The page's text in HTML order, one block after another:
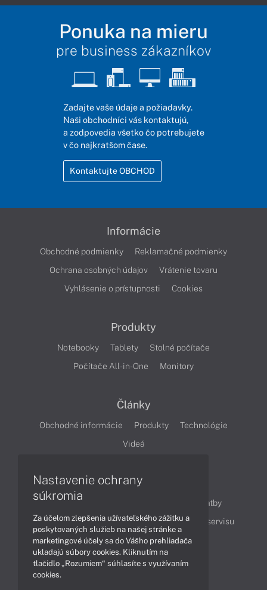
Ponuka na mieru
pre business zákazníkov
Zadajte vaše údaje a požiadavky.
Naši obchodníci vás kontaktujú,
a zodpovedia všetko čo potrebujete
v čo najkratšom čase.
Kontaktujte OBCHOD
Informácie
Obchodné podmienky
Reklamačné podmienky
Ochrana osobných údajov
Vrátenie tovaru
Vyhlásenie o prístupnosti
Cookies
Produkty
Notebooky Tablety
Stolné počítače
Počítače All-in-One
Monitory
Články
Obchodné informácie Produkty
Technológie
Videá
Obsah
Ako nakupovať
Možnosti doručenia a platby
Podpora a servis
Servisné služby Cenník servisu
Kontakty
Nastavenie ochrany
súkromia
Za účelom zlepšenia užívateľského zážitku a
poskytovaných služieb na našej stránke a
marketingové účely sa do Vášho prehliadača
ukladajú súbory cookies. Kliknutím na
tlačidlo „Rozumiem“ súhlasíte s využívaním
cookies.